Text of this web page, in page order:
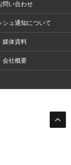
問い合わせ
シュ通知について
媒体資料
会社概要